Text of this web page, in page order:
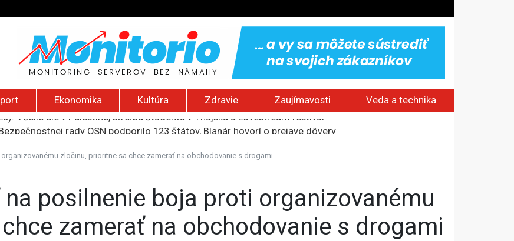
Ekonomika Kultúra Zdravie Zaujímavosti Veda a technika
rady OSN podporilo 123 štátov, Blanár hovorí o prejave dôvery
stretne s obeťami sexuálneho zneužívania kňazmi
zločinu, prioritne sa chce zamerať na obchodovanie s drogami
zamerať na obchodovanie s drogami